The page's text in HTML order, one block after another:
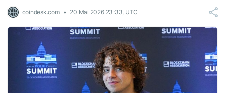
coindesk.com 20 Mai 2026 23:33, UTC